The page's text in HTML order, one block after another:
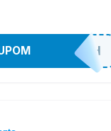
VNOXHEDSH